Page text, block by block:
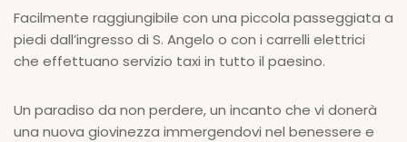
Facilmente raggiungibile con una piccola passeggiata a
piedi dall’ingresso di S. Angelo o con i carrelli elettrici
che effettuano servizio taxi in tutto il paesino.
Un paradiso da non perdere, un incanto che vi donerà
una nuova giovinezza immergendovi nel benessere e